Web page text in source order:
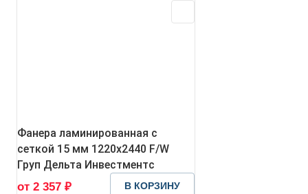
Фанера ламинированная с
сеткой 15 мм 1220х2440 F/W
Груп Дельта Инвестментс
от 2 357 ₽
В КОРЗИНУ